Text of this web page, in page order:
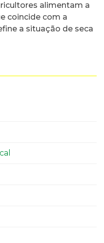
alimentam a
coincide com a
a situação de seca